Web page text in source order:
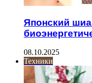
Японский
08.10.2025
Техники